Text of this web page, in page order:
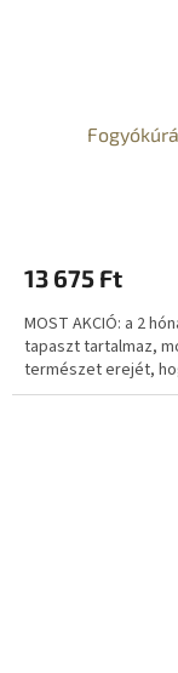
13 675 Ft
MOST AKCIÓ: a 2
tapaszt tartalmaz,
természet erejét,